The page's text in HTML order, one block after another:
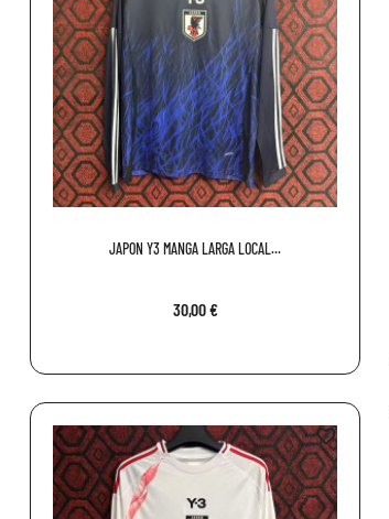
JAPON Y3 MANGA LARGA LOCAL...
30,00 €
favorite_border